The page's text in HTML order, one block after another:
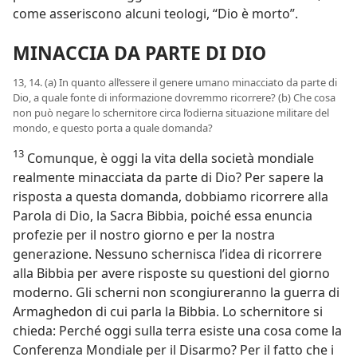
come asseriscono alcuni teologi, “Dio è morto”.
MINACCIA DA PARTE DI DIO
13, 14. (a) In quanto all’essere il genere umano minacciato da parte di
Dio, a quale fonte di informazione dovremmo ricorrere? (b) Che cosa
non può negare lo schernitore circa l’odierna situazione militare del
mondo, e questo porta a quale domanda?
13 Comunque, è oggi la vita della società mondiale
realmente minacciata da parte di Dio? Per sapere la
risposta a questa domanda, dobbiamo ricorrere alla
Parola di Dio, la Sacra Bibbia, poiché essa enuncia
profezie per il nostro giorno e per la nostra
generazione. Nessuno schernisca l’idea di ricorrere
alla Bibbia per avere risposte su questioni del giorno
moderno. Gli scherni non scongiureranno la guerra di
Armaghedon di cui parla la Bibbia. Lo schernitore si
chieda: Perché oggi sulla terra esiste una cosa come la
Conferenza Mondiale per il Disarmo? Per il fatto che i